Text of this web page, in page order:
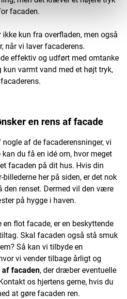
facaden.
kun fra overfladen, men også
når vi laver facaderens.
effektiv og udført med omtanke
varmt vand med et højt tryk,
en rens af facade
af de facaderensninger, vi
du få en idé om, hvor meget
facaden på dit hus. Hvis din
her på siden, er det nok
renset. Dermed vil den være
på hygge i haven.
en flot facade, er en beskyttende
Skal facaden også stå smuk
Så kan vi tilbyde en
vi vender tilbage årligt og
af facaden, der dræber eventuelle
os hjertens gerne, hvis du
at gøre facaden ren.